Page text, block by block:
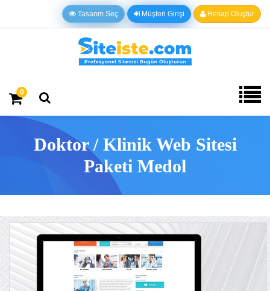
Tasarım Seç Müşteri Girişi Hesap Oluştur
0
Doktor / Klinik Web Sitesi
Paketi Medol